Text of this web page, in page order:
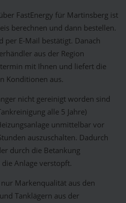
FastEnergy für Martinsberg ist
berechnen und dann bestellen.
per E-Mail bestätigt. Danach
aus der Region
mit Ihnen und liefert die
Konditionen aus.
nicht gereinigt worden sind
alle 5 Jahre)
unmittelbar vor
auszuschalten. Dadurch
durch die Betankung
Anlage verstopft.
Markenqualität aus den
Tanklägern aus der